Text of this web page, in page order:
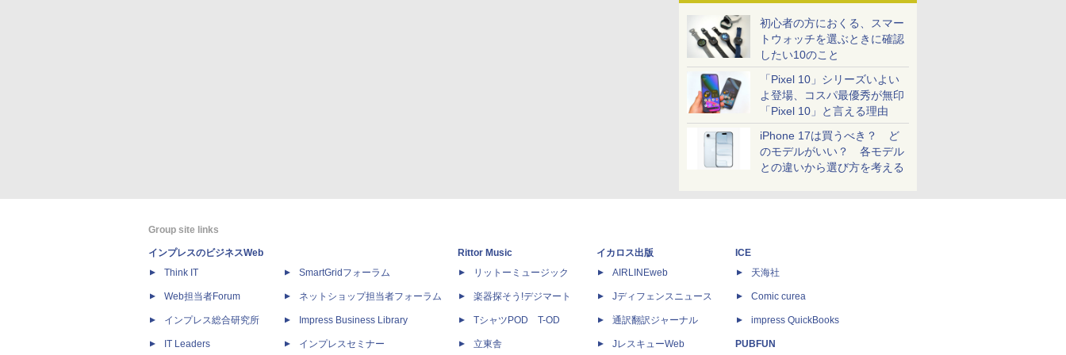
初心者の方におくる、スマー
トウォッチを選ぶときに確認
したい10のこと
「Pixel 10」シリーズいよい
よ登場、コスパ最優秀が無印
「Pixel 10」と言える理由
iPhone 17は買うべき？ ど
のモデルがいい？ 各モデル
との違いから選び方を考える
Group site links
インプレスのビジネスWeb
Think IT
Web担当者Forum
インプレス総合研究所
IT Leaders
SmartGridフォーラム
ネットショップ担当者フォーラム
Impress Business Library
インプレスセミナー
Rittor Music
リットーミュージック
楽器探そう!デジマート
TシャツPOD T-OD
立東舎
イカロス出版
AIRLINEweb
Jディフェンスニュース
通訳翻訳ジャーナル
JレスキューWeb
ICE
天海社
Comic curea
impress QuickBooks
PUBFUN